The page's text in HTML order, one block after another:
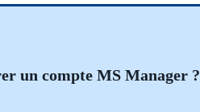
un compte MS Manager ?